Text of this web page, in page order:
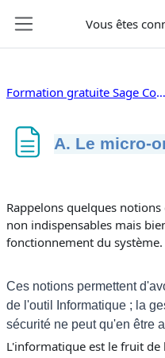
Vous êtes
Formation gratuite Sage Compta 100 i7
A. Le micro-
Rappelons quelques
non indispensables mais
fonctionnement du système.
Ces notions permettent
de l'outil Informatique ; la
sécurité ne peut qu'en être
L'informatique est le fruit de